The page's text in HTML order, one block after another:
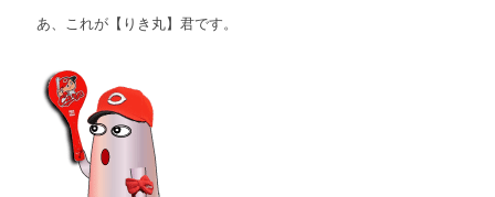
あ、これが【りき丸】君です。